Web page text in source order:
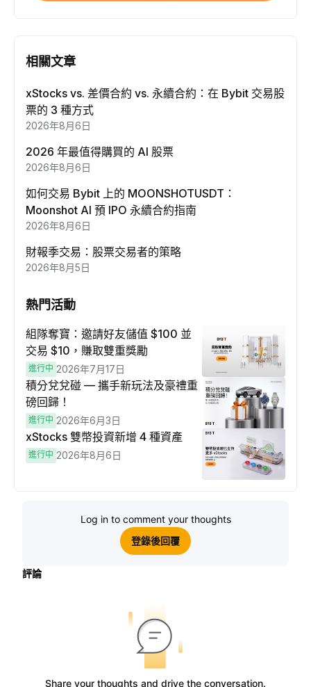
相關文章
xStocks vs. 差價合約 vs. 永續合約：在 Bybit 交易股
票的 3 種方式
2026年8月6日
2026 年最值得購買的 AI 股票
2026年8月6日
如何交易 Bybit 上的 MOONSHOTUSDT：
Moonshot AI 預 IPO 永續合約指南
2026年8月6日
財報季交易：股票交易者的策略
2026年8月5日
熱門活動
組隊奪寶：邀請好友儲值 $100 並
交易 $10，賺取雙重獎勵
進行中 2026年7月17日
積分兌兌碰 — 攜手新玩法及豪禮重
磅回歸！
進行中 2026年6月3日
xStocks 雙幣投資新增 4 種資產
進行中 2026年8月6日
Log in to comment your thoughts
登錄後回覆
評論
Share your thoughts and drive the conversation.